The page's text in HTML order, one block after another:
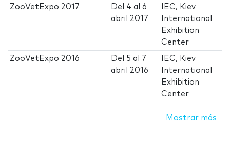
ZooVetExpo 2017 Del 4 al6
abril 2017
IEC, Kiev
International
Exhibition
Center
ZooVetExpo 2016 Del 5 al
7
abril 2016
IEC, Kiev
International
Exhibition
Center
Mostrar más